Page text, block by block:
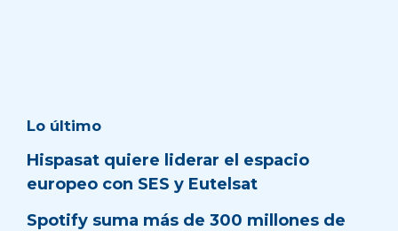
Lo último
Hispasat quiere liderar el espacio
europeo con SES y Eutelsat
Spotify suma más de 300 millones de